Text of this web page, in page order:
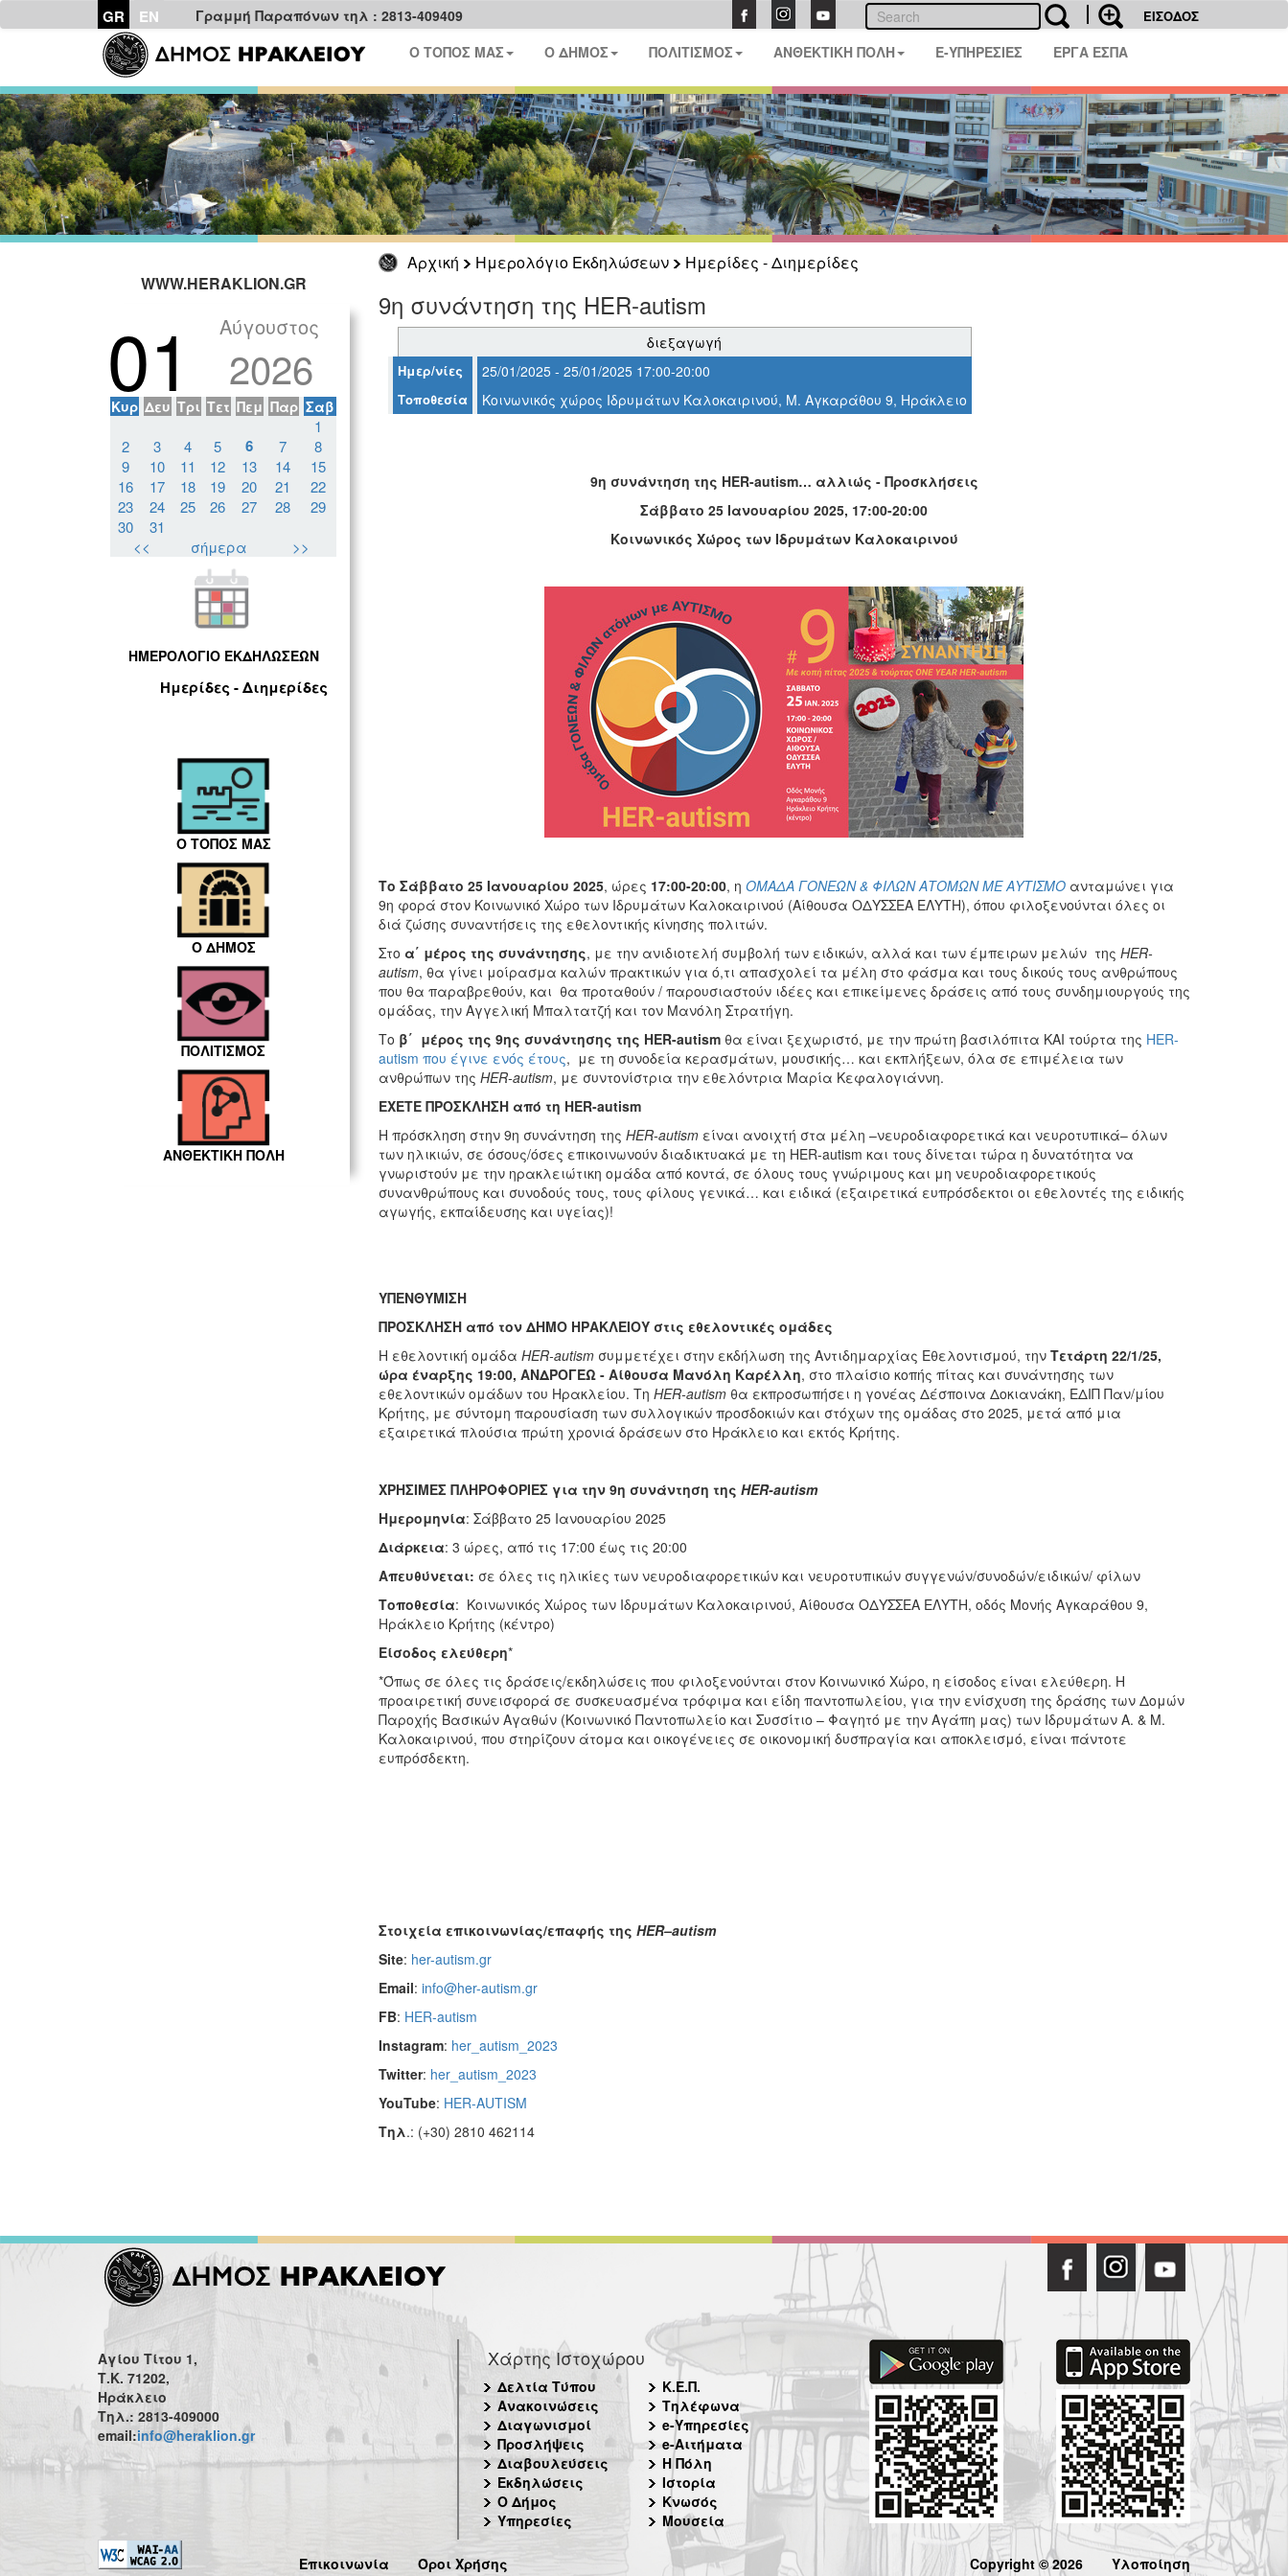
GR EN Γραμμή Παραπόνων τηλ : 2813-409409 ΕΙΣΟΔΟΣ
Ο ΤΟΠΟΣ ΜΑΣ Ο ΔΗΜΟΣ ΠΟΛΙΤΙΣΜΟΣ ΑΝΘΕΚΤΙΚΗ ΠΟΛΗ E-ΥΠΗΡΕΣΙΕΣ ΕΡΓΑ ΕΣΠΑ
Αρχική Ημερολόγιο Εκδηλώσεων
Ημερίδες - Διημερίδες
WWW.HERAKLION.GR
01 Αύγουστος
2026
Κυρ Δευ Τρι Τετ Πεμ Παρ Σαβ
1
2
3 4 5 6 7
8
9
10 11 12 13 14
15
16
17 18 19 20 21
22
23
24 25 26 27 28
29
30
31
<<
σήμερα >>
ΗΜΕΡΟΛΟΓΙΟ ΕΚΔΗΛΩΣΕΩΝ
Ημερίδες - Διημερίδες
Ο ΤΟΠΟΣ ΜΑΣ
Ο ΔΗΜΟΣ
ΠΟΛΙΤΙΣΜΟΣ
ΑΝΘΕΚΤΙΚΗ ΠΟΛΗ
9η συνάντηση της HER-autism
διεξαγωγή
Ημερ/νίες 25/01/2025 - 25/01/2025 17:00-20:00
Τοποθεσία Κοινωνικός χώρος Ιδρυμάτων Καλοκαιρινού, Μ. Αγκαράθου 9, Ηράκλειο
9η συνάντηση της HER-autism… αλλιώς - Προσκλήσεις
Σάββατο 25 Ιανουαρίου 2025, 17:00-20:00
Κοινωνικός Χώρος των Ιδρυμάτων Καλοκαιρινού
Το Σάββατο 25 Ιανουαρίου 2025, ώρες 17:00-20:00, η ΟΜΑΔΑ ΓΟΝΕΩΝ & ΦΙΛΩΝ ΑΤΟΜΩΝ ΜΕ ΑΥΤΙΣΜΟανταμώνει για
9η φορά στον Κοινωνικό Χώρο των Ιδρυμάτων Καλοκαιρινού (Αίθουσα ΟΔΥΣΣΕΑ ΕΛΥΤΗ), όπου φιλοξενούνται όλες οι
διά ζώσης συναντήσεις της εθελοντικής κίνησης πολιτών.
Στο α΄ μέρος της συνάντησης, με την ανιδιοτελή συμβολή των ειδικών, αλλά και των έμπειρων μελών της HER-
autism, θα γίνει μοίρασμα καλών πρακτικών για ό,τι απασχολεί τα μέλη στο φάσμα και τους δικούς τους ανθρώπους
που θα παραβρεθούν, και θα προταθούν / παρουσιαστούν ιδέες και επικείμενες δράσεις από τους συνδημιουργούς της
ομάδας, την Αγγελική Μπαλτατζή και τον Μανόλη Στρατήγη.
Το β΄ μέρος της 9ης συνάντησης της HER-autismθα είναι ξεχωριστό, με την πρώτη βασιλόπιτα ΚΑΙ τούρτα της HER-
autism που έγινε ενός έτους, με τη συνοδεία κερασμάτων, μουσικής… και εκπλήξεων, όλα σε επιμέλεια των
ανθρώπων της HER-autism, με συντονίστρια την εθελόντρια Μαρία Κεφαλογιάννη.
ΕΧΕΤΕ ΠΡΟΣΚΛΗΣΗ από τη HER-autism
Η πρόσκληση στην 9η συνάντηση της HER-autismείναι ανοιχτή στα μέλη –νευροδιαφορετικά και νευροτυπικά– όλων
των ηλικιών, σε όσους/όσες επικοινωνούν διαδικτυακά με τη HER-autism και τους δίνεται τώρα η δυνατότητα να
γνωριστούν με την ηρακλειώτικη ομάδα από κοντά, σε όλους τους γνώριμους και μη νευροδιαφορετικούς
συνανθρώπους και συνοδούς τους, τους φίλους γενικά… και ειδικά (εξαιρετικά ευπρόσδεκτοι οι εθελοντές της ειδικής
αγωγής, εκπαίδευσης και υγείας)!
ΥΠΕΝΘΥΜΙΣΗ
ΠΡΟΣΚΛΗΣΗ από τον ΔΗΜΟ ΗΡΑΚΛΕΙΟΥ στις εθελοντικές ομάδες
Η εθελοντική ομάδα HER-autismσυμμετέχει στην εκδήλωση της Αντιδημαρχίας Εθελοντισμού, την Τετάρτη 22/1/25,
ώρα έναρξης 19:00, ΑΝΔΡΟΓΕΩ - Αίθουσα Μανόλη Καρέλλη, στο πλαίσιο κοπής πίτας και συνάντησης των
εθελοντικών ομάδων του Ηρακλείου. Τη HER-autismθα εκπροσωπήσει η γονέας Δέσποινα Δοκιανάκη, ΕΔΙΠ Παν/μίου
Κρήτης, με σύντομη παρουσίαση των συλλογικών προσδοκιών και στόχων της ομάδας στο 2025, μετά από μια
εξαιρετικά πλούσια πρώτη χρονιά δράσεων στο Ηράκλειο και εκτός Κρήτης.
ΧΡΗΣΙΜΕΣ ΠΛΗΡΟΦΟΡΙΕΣ για την 9η συνάντηση της HER-autism
Ημερομηνία: Σάββατο 25 Ιανουαρίου 2025
Διάρκεια: 3 ώρες, από τις 17:00 έως τις 20:00
Απευθύνεται: σε όλες τις ηλικίες των νευροδιαφορετικών και νευροτυπικών συγγενών/συνοδών/ειδικών/ φίλων
Τοποθεσία: Κοινωνικός Χώρος των Ιδρυμάτων Καλοκαιρινού, Αίθουσα ΟΔΥΣΣΕΑ ΕΛΥΤΗ, οδός Μονής Αγκαράθου 9,
Ηράκλειο Κρήτης (κέντρο)
Είσοδος ελεύθερη*
*Όπως σε όλες τις δράσεις/εκδηλώσεις που φιλοξενούνται στον Κοινωνικό Χώρο, η είσοδος είναι ελεύθερη. Η
προαιρετική συνεισφορά σε συσκευασμένα τρόφιμα και είδη παντοπωλείου, για την ενίσχυση της δράσης των Δομών
Παροχής Βασικών Αγαθών (Κοινωνικό Παντοπωλείο και Συσσίτιο – Φαγητό με την Αγάπη μας) των Ιδρυμάτων Α. & Μ.
Καλοκαιρινού, που στηρίζουν άτομα και οικογένειες σε οικονομική δυσπραγία και αποκλεισμό, είναι πάντοτε
ευπρόσδεκτη.
Στοιχεία επικοινωνίας/επαφής της HER–autism
Site: her-autism.gr
Email: info@her-autism.gr
FB: HER-autism
Instagram: her_autism_2023
Twitter: her_autism_2023
YouTube: HER-AUTISM
Τηλ.: (+30) 2810 462114
Αγίου Τίτου 1,
Τ.Κ. 71202,
Ηράκλειο
Τηλ.: 2813-409000
email:info@heraklion.gr
Χάρτης Ιστοχώρου
Δελτία Τύπου
Ανακοινώσεις
Διαγωνισμοί
Προσλήψεις
Διαβουλεύσεις
Εκδηλώσεις
Ο Δήμος
Υπηρεσίες
Κ.Ε.Π.
Τηλέφωνα
e-Υπηρεσίες
e-Αιτήματα
Η Πόλη
Ιστορία
Κνωσός
Μουσεία
Επικοινωνία Όροι Χρήσης Copyright © 2026 Υλοποίηση